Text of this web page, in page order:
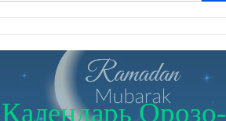
Календарь Орозо-